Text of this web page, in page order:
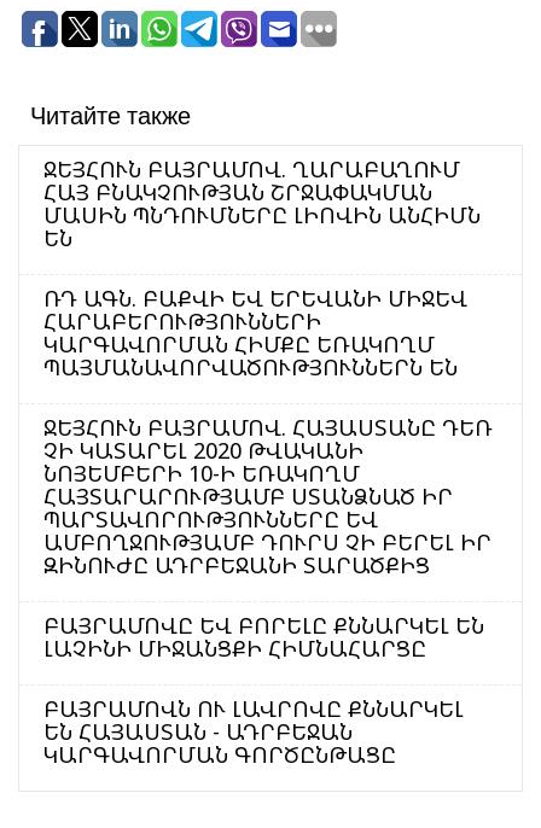
Читайте также
ՋԵՅՀՈՒՆ ԲԱՅՐԱՄՈՎ. ՂԱՐԱԲԱՂՈՒՄ
ՀԱՅ ԲՆԱԿՉՈՒԹՅԱՆ ՇՐՋԱՓԱԿՄԱՆ
ՄԱՍԻՆ ՊՆԴՈՒՄՆԵՐԸ ԼԻՈՎԻՆ ԱՆՀԻՄՆ
ԵՆ
ՌԴ ԱԳՆ. ԲԱՔՎԻ ԵՎ ԵՐԵՎԱՆԻ ՄԻՋԵՎ
ՀԱՐԱԲԵՐՈՒԹՅՈՒՆՆԵՐԻ
ԿԱՐԳԱՎՈՐՄԱՆ ՀԻՄՔԸ ԵՌԱԿՈՂՄ
ՊԱՅՄԱՆԱՎՈՐՎԱԾՈՒԹՅՈՒՆՆԵՐՆ ԵՆ
ՋԵՅՀՈՒՆ ԲԱՅՐԱՄՈՎ. ՀԱՅԱՍՏԱՆԸ ԴԵՌ
ՉԻ ԿԱՏԱՐԵԼ 2020 ԹՎԱԿԱՆԻ
ՆՈՅԵՄԲԵՐԻ 10-Ի ԵՌԱԿՈՂՄ
ՀԱՅՏԱՐԱՐՈՒԹՅԱՄԲ ՍՏԱՆՁՆԱԾ ԻՐ
ՊԱՐՏԱՎՈՐՈՒԹՅՈՒՆՆԵՐԸ ԵՎ
ԱՄԲՈՂՋՈՒԹՅԱՄԲ ԴՈՒՐՍ ՉԻ ԲԵՐԵԼ ԻՐ
ԶԻՆՈՒԺԸ ԱԴՐԲԵՋԱՆԻ ՏԱՐԱԾՔԻՑ
ԲԱՅՐԱՄՈՎԸ ԵՎ ԲՈՐԵԼԸ ՔՆՆԱՐԿԵԼ ԵՆ
ԼԱՉԻՆԻ ՄԻՋԱՆՑՔԻ ՀԻՄՆԱՀԱՐՑԸ
ԲԱՅՐԱՄՈՎՆ ՈՒ ԼԱՎՐՈՎԸ ՔՆՆԱՐԿԵԼ
ԵՆ ՀԱՅԱՍՏԱՆ - ԱԴՐԲԵՋԱՆ
ԿԱՐԳԱՎՈՐՄԱՆ ԳՈՐԾԸՆԹԱՑԸ